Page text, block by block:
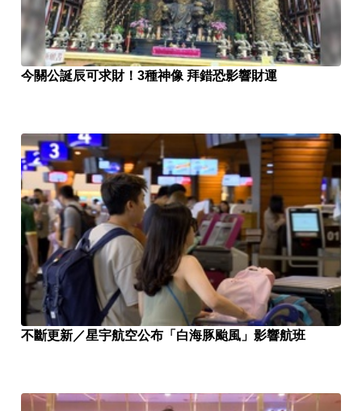
今關公誕辰可求財！3種神像 拜錯恐影響財運
不斷更新／星宇航空公布「白海豚颱風」影響航班